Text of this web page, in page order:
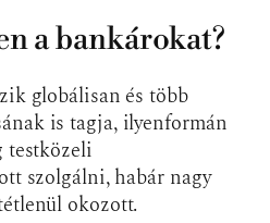
a bankárokat?
globálisan és több
is tagja, ilyenformán
testközeli
szolgálni, habár nagy
okozott.